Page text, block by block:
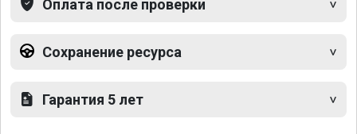
Оплата после проверки
Сохранение ресурса
Гарантия 5 лет